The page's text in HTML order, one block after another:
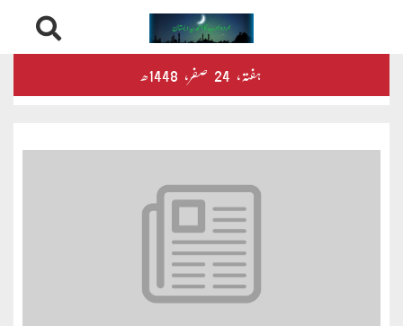
to
ہفتہ‬‮، 24 صفر‬،
محمود